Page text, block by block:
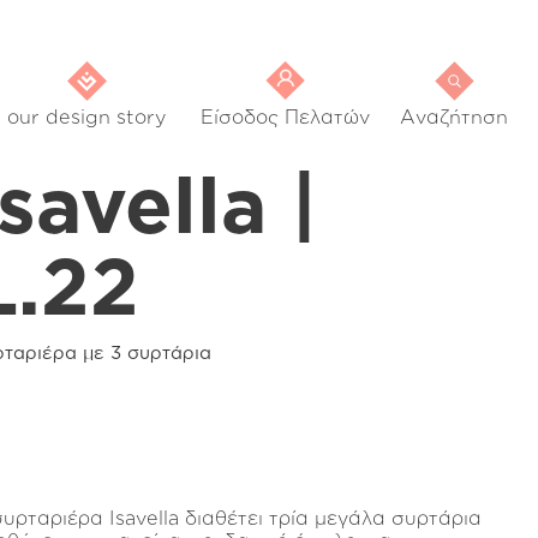
our design story Είσοδος Πελατών Αναζήτηση
|
με 3 συρτάρια
Isavella διαθέτει τρία μεγάλα συρτάρια